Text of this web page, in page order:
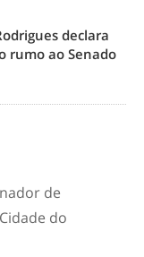
declara
rumo ao Senado
de
do